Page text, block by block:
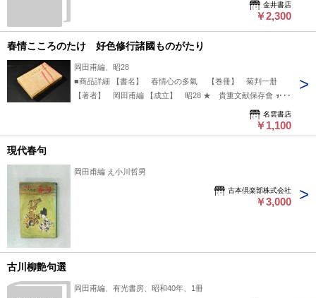
金井書店
￥2,300
春情こころのたけ 好色修行諸國ものがたり
岡田甫編、昭28
■商品詳細 【書名】 春情心の多氣 【巻冊】 菊判一册
【著者】 岡田甫編 【成立】 昭28 ★ 貴重文献保存會 ★
名雲書店
￥1,100
現代春句
岡田甫編 え小川哲男
古本倶楽部株式会社
￥3,000
古川柳艶句選
岡田甫編、有光書房、昭和40年、1冊